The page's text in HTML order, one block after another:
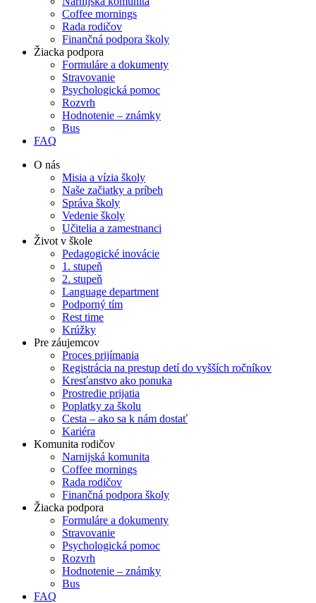
Coffee mornings
Rada rodičov
Finančná podpora školy
Žiacka podpora
Formuláre a dokumenty
Stravovanie
Psychologická pomoc
Rozvrh
Hodnotenie – známky
Bus
FAQ
O nás
Misia a vízia školy
Naše začiatky a príbeh
Správa školy
Vedenie školy
Učitelia a zamestnanci
Život v škole
Pedagogické inovácie
1. stupeň
2. stupeň
Language department
Podporný tím
Rest time
Krúžky
Pre záujemcov
Proces prijímania
Registrácia na prestup detí do vyšších ročníkov
Kresťanstvo ako ponuka
Prostredie prijatia
Poplatky za školu
Cesta – ako sa k nám dostať
Kariéra
Komunita rodičov
Narnijská komunita
Coffee mornings
Rada rodičov
Finančná podpora školy
Žiacka podpora
Formuláre a dokumenty
Stravovanie
Psychologická pomoc
Rozvrh
Hodnotenie – známky
Bus
FAQ